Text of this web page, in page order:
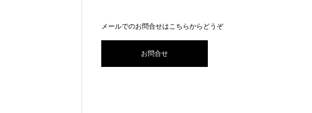
メールでのお問合せはこちらからどうぞ
お問合せ